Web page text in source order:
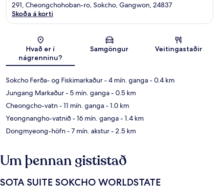
Kort
291, Cheongchohoban-ro, Sokcho, Gangwon, 24837
Skoða á korti
Hvað er í
nágrenninu?
Samgöngur Veitingastaðir
Sokcho Ferða- og Fiskimarkaður- 4 mín. ganga- 0.4 km
Jungang Markaður- 5 mín. ganga- 0.5 km
Cheongcho-vatn- 11 mín. ganga- 1.0 km
Yeongnangho-vatnið- 16 mín. ganga- 1.4 km
Dongmyeong-höfn- 7 mín. akstur- 2.5 km
Um þennan gististað
SOTA SUITE SOKCHO WORLDSTATE